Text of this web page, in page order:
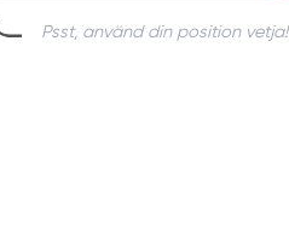
Psst, använd din position vetja!